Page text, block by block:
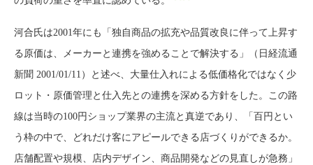
河合氏は2001年にも「独自商品の拡充や品質改良に伴って上昇す
る原価は、メーカーと連携を強めることで解決する」（日経流通
新聞 2001/01/11）と述べ、大量仕入れによる低価格化ではなく少
ロット・原価管理と仕入先との連携を深める方針をした。この路
線は当時の100円ショップ業界の主流と真逆であり、「百円とい
う枠の中で、どれだけ客にアピールできる店づくりができるか。
店舗配置や規模、店内デザイン、商品開発などの見直しが急務」